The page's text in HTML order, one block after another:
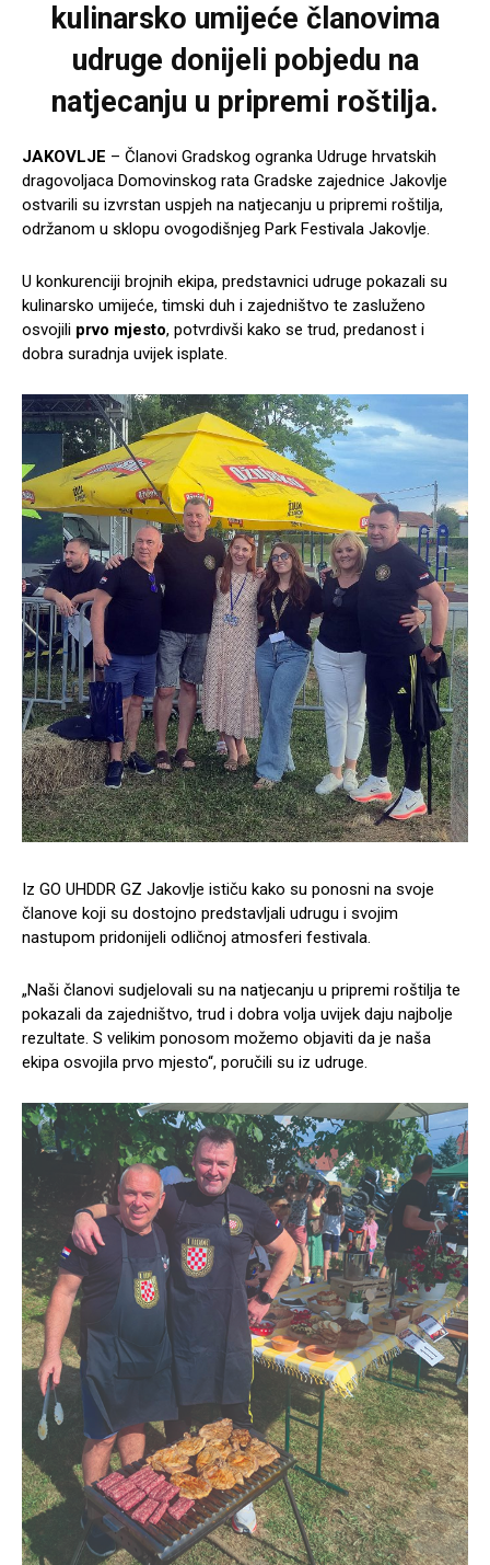
kulinarsko umijeće članovima
udruge donijeli pobjedu na
natjecanju u pripremi roštilja.
JAKOVLJE – Članovi Gradskog ogranka Udruge hrvatskih
dragovoljaca Domovinskog rata Gradske zajednice Jakovlje
ostvarili su izvrstan uspjeh na natjecanju u pripremi roštilja,
održanom u sklopu ovogodišnjeg Park Festivala Jakovlje.
U konkurenciji brojnih ekipa, predstavnici udruge pokazali su
kulinarsko umijeće, timski duh i zajedništvo te zasluženo
osvojili prvo mjesto, potvrdivši kako se trud, predanost i
dobra suradnja uvijek isplate.
Iz GO UHDDR GZ Jakovlje ističu kako su ponosni na svoje
članove koji su dostojno predstavljali udrugu i svojim
nastupom pridonijeli odličnoj atmosferi festivala.
„Naši članovi sudjelovali su na natjecanju u pripremi roštilja te
pokazali da zajedništvo, trud i dobra volja uvijek daju najbolje
rezultate. S velikim ponosom možemo objaviti da je naša
ekipa osvojila prvo mjesto“, poručili su iz udruge.